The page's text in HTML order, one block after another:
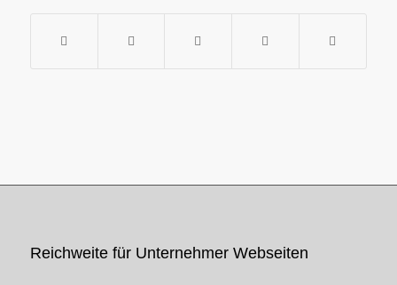
Reichweite für Unternehmer Webseiten